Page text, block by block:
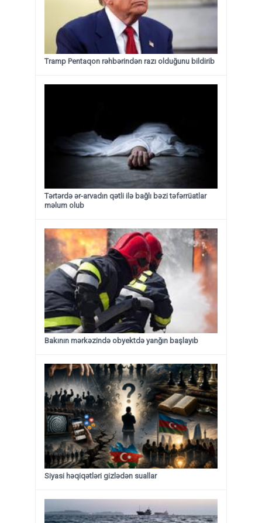
Tramp Pentaqon rəhbərindən razı olduğunu bildirib
Tərtərdə ər-arvadın qətli ilə bağlı bəzi təfərrüatlar
məlum olub
Bakının mərkəzində obyektdə yanğın başlayıb
Siyasi həqiqətləri gizlədən suallar